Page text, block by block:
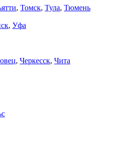
, Томск, Тула, Тюмень
, Уфа
, Черкесск, Чита